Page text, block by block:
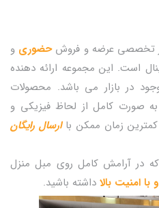
تخصصی عرضه و فروشحضوری و
است. این مجموعه ارائه دهنده
در بازار می باشد. محصولات
صورت کامل از لحاظ فیزیکی و
زمان ممکن با ارسال رایگان
که در آرامش کامل روی مبل منزل
امنیت بالا داشته باشید.